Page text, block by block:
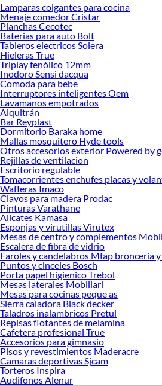
necesario para cada uno de tus proyectos en las
garantía.
Precios de Marcos de puertas en Sodimac
Si buscar ahorrar, estás en la tienda correcta
nuestra política de precios bajos garantizados en
dudes más y compra online este producto con
termines tu proyecto al 100% a un costo
opciones de delivery o recojo en tienda.
Las mejores marcas de Marcos de puertas
Sabemos que la calidad, confianza y seguridad
momento de decidir qué modelo comprar, por
oferta de marcas prestigiosas y reconocidas en
manera, inviertes en durabilidad, rendimiento,
garantizada.
Lamparas colgantes para cocina
Menaje comedor Cristar
Planchas Cecotec
Baterias para auto Bolt
Tableros electricos Solera
Hieleras True
Triplay fenólico 12mm
Inodoro Sensi dacqua
Comoda para bebe
Interruptores inteligentes Oem
Lavamanos empotrados
Alquitrán
Bar Reyplast
Dormitorio Baraka home
Mallas mosquitero Hyde tools
Otros accesorios exterior Powered by
Rejillas de ventilacion
Escritorio regulable
Tomacorrientes enchufes placas y
Wafleras Imaco
Clavos para madera Prodac
Pinturas Varathane
Alicates Kamasa
Esponjas y virutillas Virutex
Mesas de centro y complementos
Escalera de fibra de vidrio
Faroles y candelabros Mfap bronceria
Puntos y cinceles Bosch
Porta papel higienico Trebol
Mesas laterales Mobiliari
Mesas para cocinas peque as
Sierra caladora Black decker
Taladros inalambricos Pretul
Repisas flotantes de melamina
Cafetera profesional True
Accesorios para gimnasio
Pisos y revestimientos Maderacre
Camaras deportivas Sjcam
Torteros Inspira
Audifonos Alenur